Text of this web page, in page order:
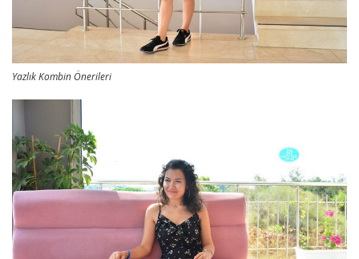
Yazlık Kombin Önerileri